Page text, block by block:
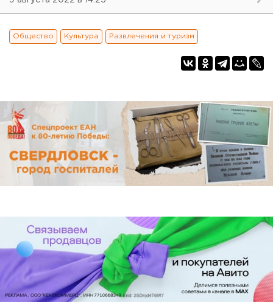
Общество Культура Развлечения и туризм